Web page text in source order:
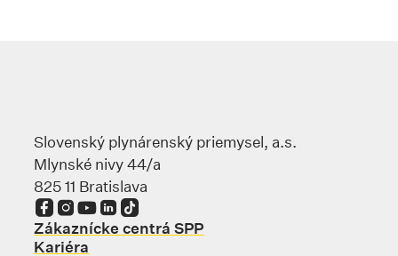
Slovenský plynárenský priemysel, a.s.
Mlynské nivy 44/a
825 11 Bratislava
Odkaz sa otvorí na novej karte
Odkaz sa otvorí na novej karte
Odkaz sa otvorí na novej karte
Odkaz sa otvorí na novej karte
Odkaz sa otvorí na novej karte
Zákaznícke centrá SPP
Kariéra